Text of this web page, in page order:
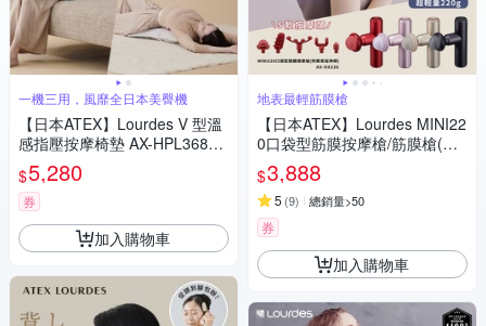
一機三用，風靡全日本美臀機
【日本ATEX】Lourdes V 型溫
感指壓按摩椅墊 AX-HPL368
(煙燻灰/奶霜杏)
$5,280
券
加入購物車
地表最輕筋膜槍
【日本ATEX】Lourdes MINI22
0口袋型筋膜按摩槍/筋膜槍(附
肩背伸縮桿) -4色任選
$3,888
5 (9) 總銷量>50
券
加入購物車